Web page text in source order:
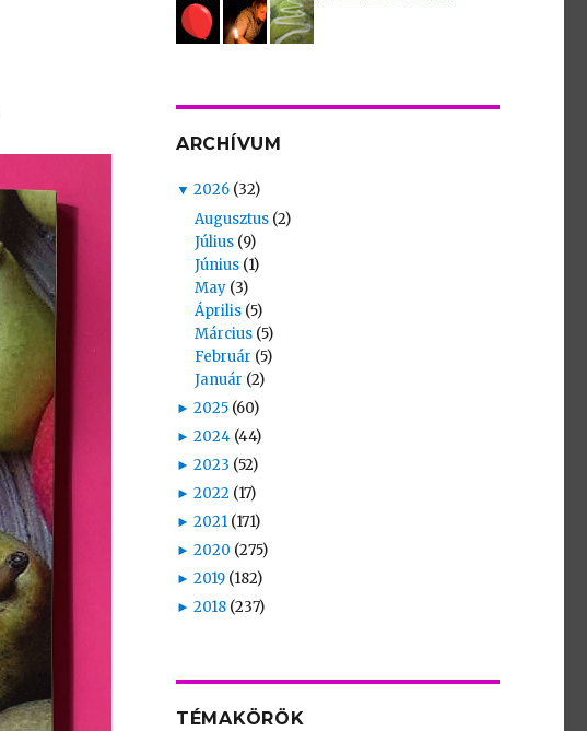
ARCHÍVUM
▼ 2026 (32)
Augusztus (2)
Július (9)
Június (1)
May (3)
Április (5)
Március (5)
Február (5)
Január (2)
► 2025 (60)
► 2024 (44)
► 2023 (52)
► 2022 (17)
► 2021 (171)
► 2020 (275)
► 2019 (182)
► 2018 (237)
TÉMAKÖRÖK